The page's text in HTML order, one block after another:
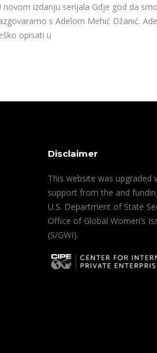
novom izdanju serijala Gdje god da smo
s Adelom Mehić Džanić.
opisati u
Disclaimer
This website was upgraded
support from the and
U.S. Department of State
Office of Global Women’s
(S/GWI).